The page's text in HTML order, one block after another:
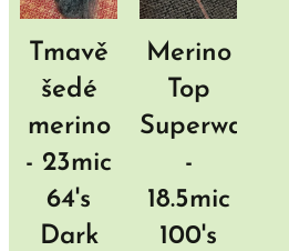
Tmavě
šedé
merino
- 23mic
64's
Dark
Merino
Top
Superwashed
-
18.5mic
100's